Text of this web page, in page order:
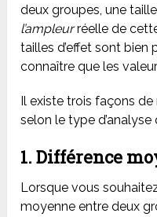
deux groupes, une
l’ampleurréelle de
tailles d’effet sont bien
connaître que les
Il existe trois façons de
selon le type
1. Différence
Lorsque vous
moyenne entre deux